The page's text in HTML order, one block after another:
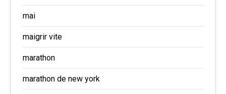
mai
maigrir vite
marathon
marathon de new york